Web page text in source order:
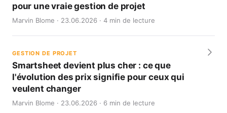
pour une vraie gestion de projet
Marvin Blome · 23.06.2026 · 4 min de lecture
GESTION DE PROJET
Smartsheet devient plus cher : ce que
l'évolution des prix signifie pour ceux qui
veulent changer
Marvin Blome · 23.06.2026 · 6 min de lecture